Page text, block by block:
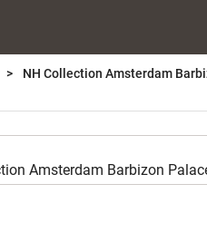
NH Collection Amsterdam